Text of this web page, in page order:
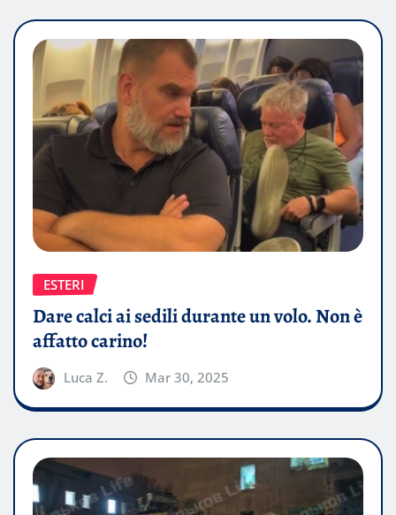
ESTERI
Dare calci ai sedili durante un volo. Non è
affatto carino!
Luca Z. Mar 30, 2025